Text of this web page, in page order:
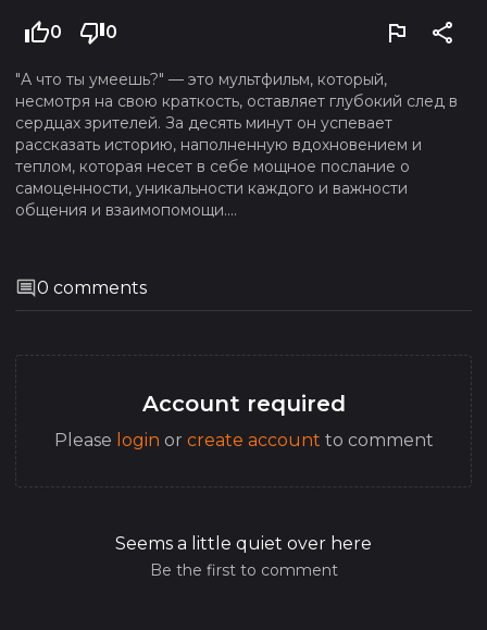
0 0
"А что ты умеешь?" — это мультфильм, который,
несмотря на свою краткость, оставляет глубокий след в
сердцах зрителей. За десять минут он успевает
рассказать историю, наполненную вдохновением и
теплом, которая несет в себе мощное послание о
самоценности, уникальности каждого и важности
общения и взаимопомощи....
0 comments
Account required
Please login or create account to comment
Seems a little quiet over here
Be the first to comment